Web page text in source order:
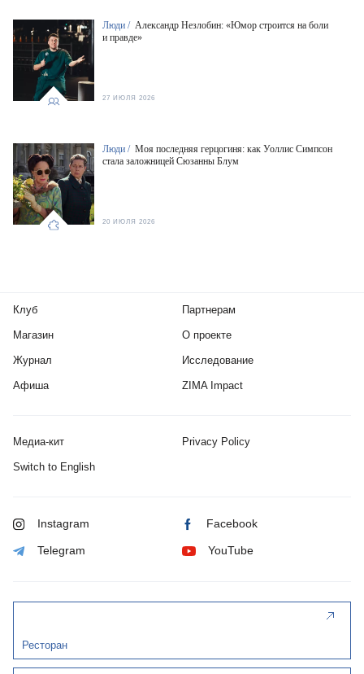
Люди / Александр Незлобин: «Юмор строится на боли
и правде»
27 ИЮЛЯ 2026
Люди / Моя последняя герцогиня: как Уоллис Симпсон
стала заложницей Сюзанны Блум
20 ИЮЛЯ 2026
Клуб
Магазин
Журнал
Афиша
Партнерам
О проекте
Исследование
ZIMA Impact
Медиа-кит Privacy Policy
Switch to English
Instagram Facebook
Telegram YouTube
Ресторан